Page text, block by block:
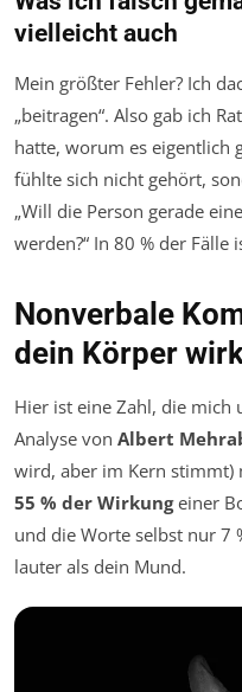
vielleicht auch
Mein größter Fehler? Ich
„beitragen“. Also gab ich
hatte, worum es eigentlich
fühlte sich nicht gehört,
„Will die Person gerade
werden?“ In 80 % der Fälle
Nonverbale
dein Körper
Hier ist eine Zahl, die mich
Analyse von Albert
wird, aber im Kern stimmt)
55 % der Wirkungeiner
und die Worte selbst nur 7
lauter als dein Mund.